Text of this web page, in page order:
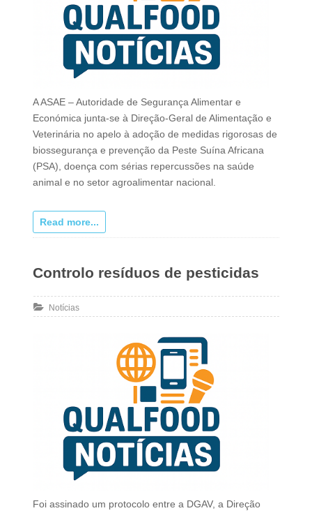
A ASAE – Autoridade de Segurança Alimentar e
Económica junta-se à Direção-Geral de Alimentação e
Veterinária no apelo à adoção de medidas rigorosas de
biossegurança e prevenção da Peste Suína Africana
(PSA), doença com sérias repercussões na saúde
animal e no setor agroalimentar nacional.
Read more...
Controlo resíduos de pesticidas
Notícias
Foi assinado um protocolo entre a DGAV, a Direção